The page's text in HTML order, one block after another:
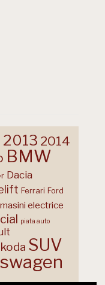
2013 2014
BMW
Dacia
Ferrari Ford
masini electrice
piata auto
SUV